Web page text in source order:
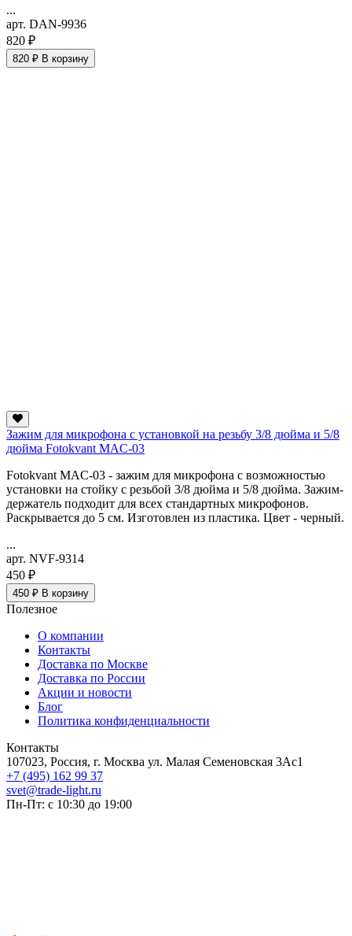
...
арт. DAN-9936
820 ₽
820 ₽ В корзину
Зажим для микрофона с установкой на резьбу 3/8 дюйма и 5/8
дюйма Fotokvant MAC-03
Fotokvant MAC-03 - зажим для микрофона с возможностью
установки на стойку c резьбой 3/8 дюйма и 5/8 дюйма. Зажим-
держатель подходит для всех стандартных микрофонов.
Раскрывается до 5 см. Изготовлен из пластика. Цвет - черный.
...
арт. NVF-9314
450 ₽
450 ₽ В корзину
Полезное
О компании
Контакты
Доставка по Москве
Доставка по России
Акции и новости
Блог
Политика конфиденциальности
Контакты
107023, Россия, г. Москва ул. Малая Семеновская 3Ас1
+7 (495) 162 99 37
svet@trade-light.ru
Пн-Пт: с 10:30 до 19:00